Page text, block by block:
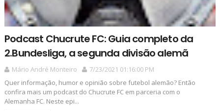
Podcast Chucrute FC: Guia completo da
2.Bundesliga, a segunda divisão alemã
Mário André Monteiro
7/23/2021 01:16:00 PM
Quer informação, humor e opinião sobre futebol alemão? Então
confira mais um podcast do Chucrute FC em parceria com o
Alemanha FC. Neste epi...